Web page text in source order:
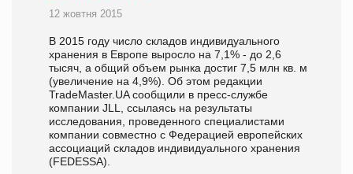
12 жовтня 2015
В 2015 году число складов индивидуального
хранения в Европе выросло на 7,1% - до 2,6
тысяч, а общий объем рынка достиг 7,5 млн кв. м
(увеличение на 4,9%). Об этом редакции
TradeMaster.UA сообщили в пресс-службе
компании JLL, ссылаясь на результаты
исследования, проведенного специалистами
компании совместно с Федерацией европейских
ассоциаций складов индивидуального хранения
(FEDESSA).